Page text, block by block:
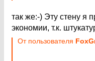
так же:-) Эту стену я
экономии, т.к.
От пользователя